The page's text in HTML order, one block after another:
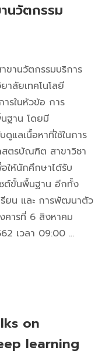
นวัตกรรม
วัตกรรมบริการ
าลัยเทคโนโลยี
รในหัวข้อ การ
ฐาน โดยมี
แลเนื้อหาที่ใช้ในการ
ตรบัณฑิต สาขาวิชา
ให้นักศึกษาได้รับ
ซต์ขั้นพื้นฐาน อีกทั้ง
รียน และ การพัฒนาตัว
คารที่ 6 สิงหาคม
เวลา 09:00 …
on
learning